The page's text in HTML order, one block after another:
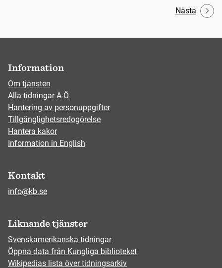
Nästa
Information
Om tjänsten
Alla tidningar A-Ö
Hantering av personuppgifter
Tillgänglighetsredogörelse
Hantera kakor
Information in English
Kontakt
info@kb.se
Liknande tjänster
Svenskamerikanska tidningar
Öppna data från Kungliga biblioteket
Wikipedias lista över tidningsarkiv